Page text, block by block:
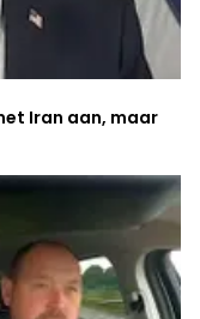
Iran aan, maar